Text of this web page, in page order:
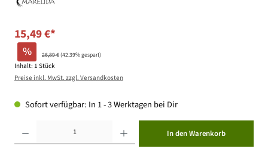
15,49 €*
% 26,89 €(42.39% gespart)
Inhalt: 1 Stück
Preise inkl. MwSt. zzgl. Versandkosten
Sofort verfügbar: In 1 - 3 Werktagen bei Dir
In den Warenkorb